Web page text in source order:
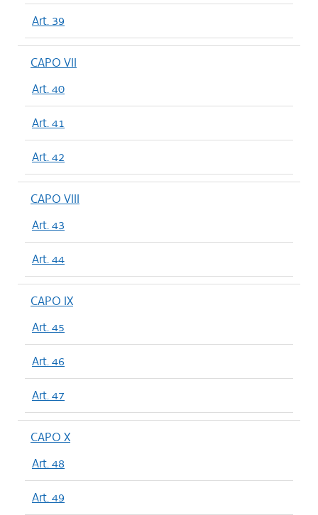
Art. 39
CAPO VII
Art. 40
Art. 41
Art. 42
CAPO VIII
Art. 43
Art. 44
CAPO IX
Art. 45
Art. 46
Art. 47
CAPO X
Art. 48
Art. 49